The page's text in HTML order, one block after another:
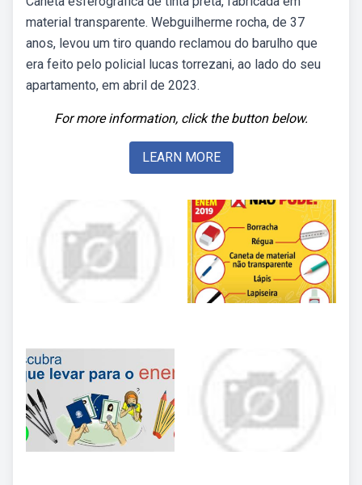
material transparente. Webguilherme rocha, de 37
anos, levou um tiro quando reclamou do barulho que
era feito pelo policial lucas torrezani, ao lado do seu
apartamento, em abril de 2023.
For more information, click the button below.
LEARN MORE